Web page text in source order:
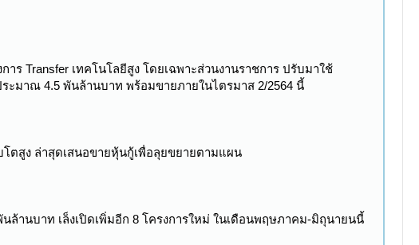
ร Transfer เทคโนโลยีสูง โดยเฉพาะส่วนงานราชการ ปรับมาใช้
ะมาณ 4.5 พันล้านบาท พร้อมขายภายในไตรมาส 2/2564 นี้
ตสูง ล่าสุดเสนอขายหุ้นกู้เพื่อลุยขยายตามแผน
านบาท เล็งเปิดเพิ่มอีก 8 โครงการใหม่ ในเดือนพฤษภาคม-มิถุนายนนี้